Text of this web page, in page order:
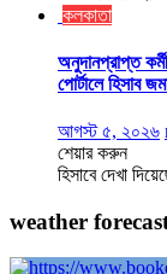
কলকাতা
অনুদানপ্রাপ্ত
পোর্টালে হিসাব
আগস্ট ৫, ২০২৬
শেয়ার করুন
হিসাবে দেখা
weather